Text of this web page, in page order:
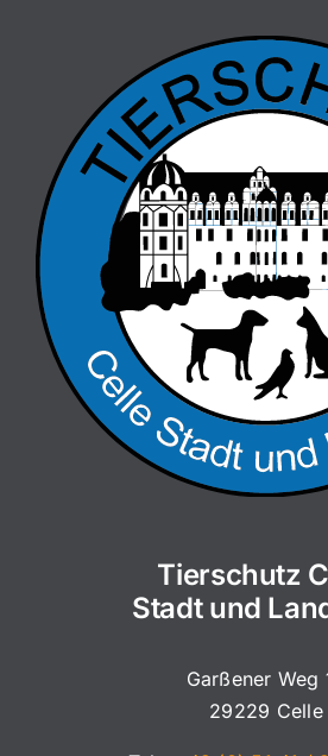
Tierschutz
Stadt und
Garßener Weg
29229 Celle